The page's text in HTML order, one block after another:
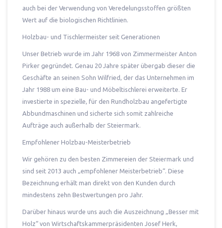
auch bei der Verwendung von Veredelungsstoffen größten
Wert auf die biologischen Richtlinien.
Holzbau- und Tischlermeister seit Generationen
Unser Betrieb wurde im Jahr 1968 von Zimmermeister Anton
Pirker gegründet. Genau 20 Jahre später übergab dieser die
Geschäfte an seinen Sohn Wilfried, der das Unternehmen im
Jahr 1988 um eine Bau- und Möbeltischlerei erweiterte. Er
investierte in spezielle, für den Rundholzbau angefertigte
Abbundmaschinen und sicherte sich somit zahlreiche
Aufträge auch außerhalb der Steiermark.
Empfohlener Holzbau-Meisterbetrieb
Wir gehören zu den besten Zimmereien der Steiermark und
sind seit 2013 auch „empfohlener Meisterbetrieb“. Diese
Bezeichnung erhält man direkt von den Kunden durch
mindestens zehn Bestwertungen pro Jahr.
Darüber hinaus wurde uns auch die Auszeichnung „Besser mit
Holz“ von Wirtschaftskammerpräsidenten Josef Herk,